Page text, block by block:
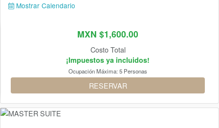
Mostrar Calendario
MXN $1,600.00
Costo Total
¡Impuestos ya incluidos!
Ocupación Máxima:5 Personas
RESERVAR